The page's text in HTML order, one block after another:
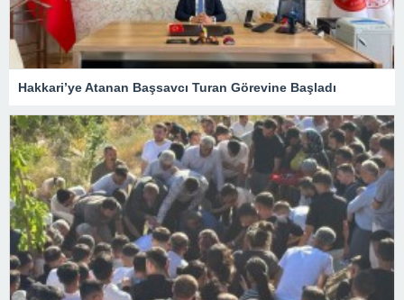
Hakkari’ye Atanan Başsavcı Turan Görevine Başladı